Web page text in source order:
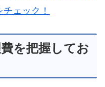
ェック！
を把握してお